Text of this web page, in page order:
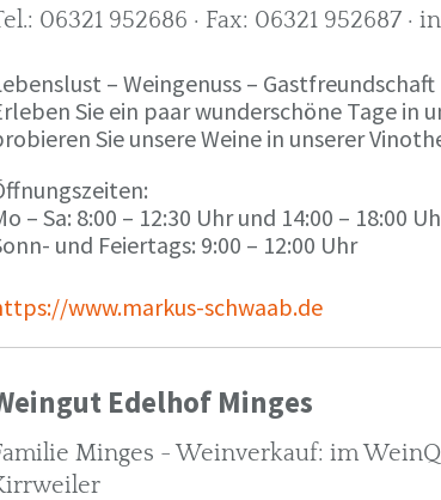
06321 952686 · Fax: 06321 952687 ·
– Weingenuss – Gastfreundschaft
Sie ein paar wunderschöne Tage in
Sie unsere Weine in unserer
– Sa: 8:00 – 12:30 Uhr und 14:00 – 18:00
und Feiertags: 9:00 – 12:00 Uhr
www.markus-schwaab.de
Edelhof Minges
Minges - Weinverkauf: im